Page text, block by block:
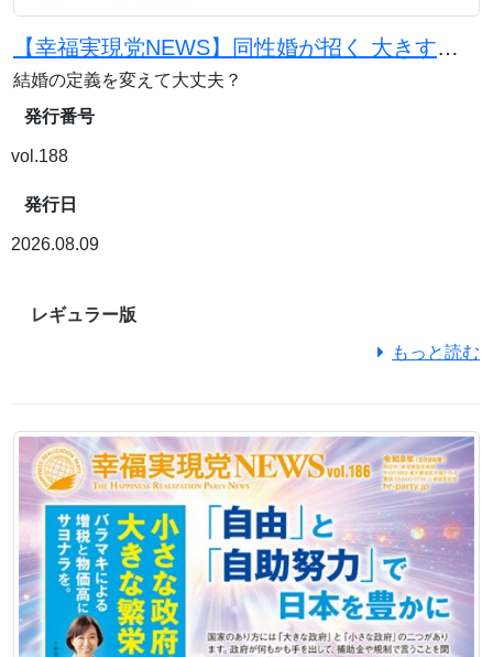
【幸福実現党NEWS】同性婚が招く 大きすぎる反作用
結婚の定義を変えて大丈夫？
発行番号
vol.188
発行日
2026.08.09
レギュラー版
もっと読む